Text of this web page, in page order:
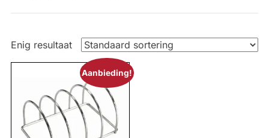
Enig resultaat
Aanbieding!